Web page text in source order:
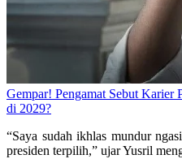
Gempar! Pengamat Sebut Karier
di 2029?
“Saya sudah ikhlas mundur
presiden terpilih,” ujar Yusril